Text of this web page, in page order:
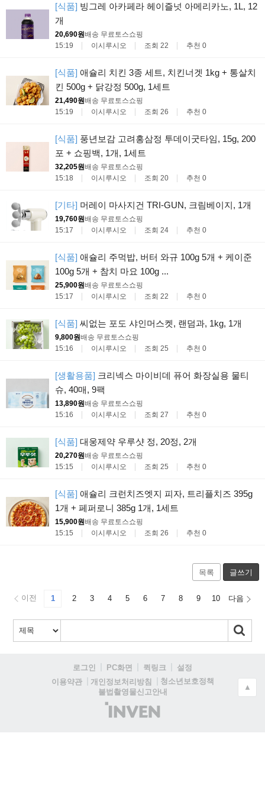
[식품] 빙그레 아카페라 헤이즐넛 아메리카노, 1L, 12
개
20,690원배송 무료 토스쇼핑
15:19
이시루시오 조회 22 추천 0
[식품] 애슐리 치킨 3종 세트, 치킨너겟 1kg + 통살치
킨 500g + 닭강정 500g, 1세트
21,490원배송 무료 토스쇼핑
15:19
이시루시오 조회 26 추천 0
[식품] 풍년보감 고려홍삼정 투데이굿타임, 15g, 200
포 + 쇼핑백, 1개, 1세트
32,205원배송 무료 토스쇼핑
15:18
이시루시오 조회 20 추천 0
[기타] 머레이 마사지건 TRI-GUN, 크림베이지, 1개
19,760원배송 무료 토스쇼핑
15:17
이시루시오 조회 24 추천 0
[식품] 애슐리 주먹밥, 버터 와규 100g 5개 + 케이준
100g 5개 + 참치 마요 100g ...
25,900원배송 무료 토스쇼핑
15:17
이시루시오 조회 22 추천 0
[식품] 씨없는 포도 샤인머스켓, 랜덤과, 1kg, 1개
9,800원배송 무료 토스쇼핑
15:16
이시루시오 조회 25 추천 0
[생활용품] 크리넥스 마이비데 퓨어 화장실용 물티
슈, 40매, 9팩
13,890원배송 무료 토스쇼핑
15:16
이시루시오 조회 27 추천 0
[식품] 대웅제약 우루샷 정, 20정, 2개
20,270원배송 무료 토스쇼핑
15:15
이시루시오 조회 25 추천 0
[식품] 애슐리 크런치즈엣지 피자, 트리플치즈 395g
1개 + 페퍼로니 385g 1개, 1세트
15,900원배송 무료 토스쇼핑
15:15
이시루시오 조회 26 추천 0
목록 글쓰기
이전 1 2 3 4 5 6 7 8 9 10 다음
로그인 PC화면 퀵링크
설정
이용약관
개인정보처리방침
청소년보호정책
불법촬영물신고안내
(주)
인
▲